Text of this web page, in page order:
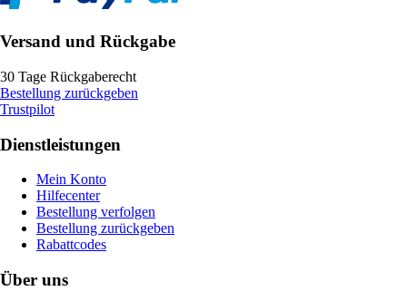
Versand und Rückgabe
30 Tage Rückgaberecht
Bestellung zurückgeben
Trustpilot
Dienstleistungen
Mein Konto
Hilfecenter
Bestellung verfolgen
Bestellung zurückgeben
Rabattcodes
Über uns